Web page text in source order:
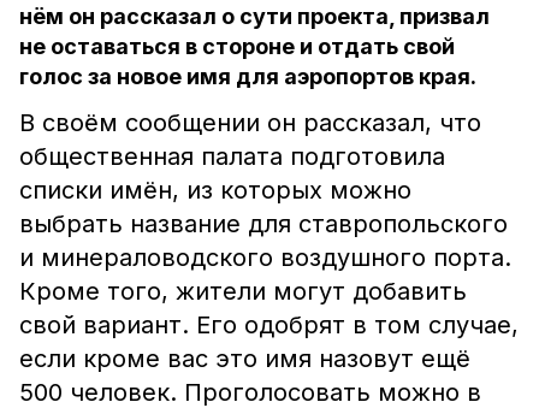
нём он рассказал о сути проекта, призвал
не оставаться в стороне и отдать свой
голос за новое имя для аэропортов края.
В своём сообщении он рассказал, что
общественная палата подготовила
списки имён, из которых можно
выбрать название для ставропольского
и минераловодского воздушного порта.
Кроме того, жители могут добавить
свой вариант. Его одобрят в том случае,
если кроме вас это имя назовут ещё
500 человек. Проголосовать можно в